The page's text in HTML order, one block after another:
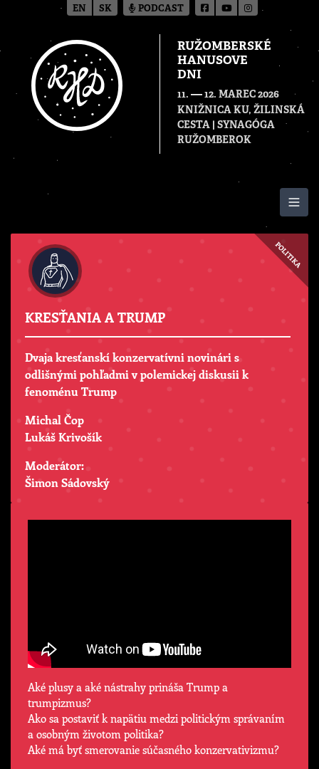
RUŽOMBERSKÉ
HANUSOVE
DNI
11. — 12. MAREC 2026
KNIŽNICA KU, ŽILINSKÁ
CESTA | SYNAGÓGA
RUŽOMBEROK
POLITIKA
KRESŤANIA A TRUMP
Dvaja kresťanskí konzervatívni novinári s
odlišnými pohľadmi v polemickej diskusii k
fenoménu Trump
Michal Čop
Lukáš Krivošík
Moderátor:
Šimon Sádovský
Aké plusy a aké nástrahy prináša Trump a
trumpizmus?
Ako sa postaviť k napätiu medzi politickým správaním
a osobným životom politika?
Aké má byť smerovanie súčasného konzervativizmu?
EN SK PODCAST